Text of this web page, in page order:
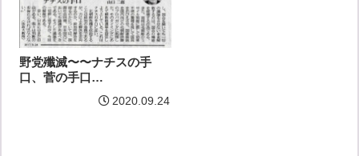
野党殲滅〜〜ナチスの手
口、菅の手口…
2020.09.24